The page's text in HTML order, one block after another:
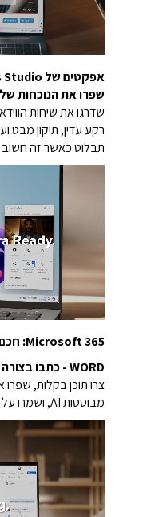
אפקטים של Windows Studio
שפרו את הנוכחות
שדרגו את שיחות
רקע עדין, תיקון מבט
תבלוט כאשר זה חשוב
Microsoft 365: חכם יותר עם AI
WORD - כתבו בצורה חכמה ומהירה יותר
צרו תוכן בקלות,
מבוססות AI, ושמרו על פורמט מקצועי ומלוטש בקלות.